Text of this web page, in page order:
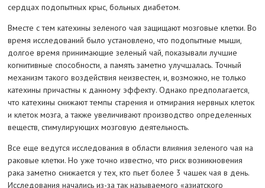
сердцах подопытных крыс, больных диабетом.
Вместе с тем катехины зеленого чая защищают мозговые клетки. Во
время исследований было установлено, что подопытные мыши,
долгое время принимающие зеленый чай, показывали лучшие
когнитивные способности, а память заметно улучшалась. Точный
механизм такого воздействия неизвестен, и, возможно, не только
катехины причастны к данному эффекту. Однако предполагается,
что катехины снижают темпы старения и отмирания нервных клеток
и клеток мозга, а также увеличивают производство определенных
веществ, стимулирующих мозговую деятельность.
Все еще ведутся исследования в области влияния зеленого чая на
раковые клетки. Но уже точно известно, что риск возникновения
рака заметно снижается у тех, кто пьет более 3 чашек чая в день.
Исследования начались из-за так называемого «азиатского